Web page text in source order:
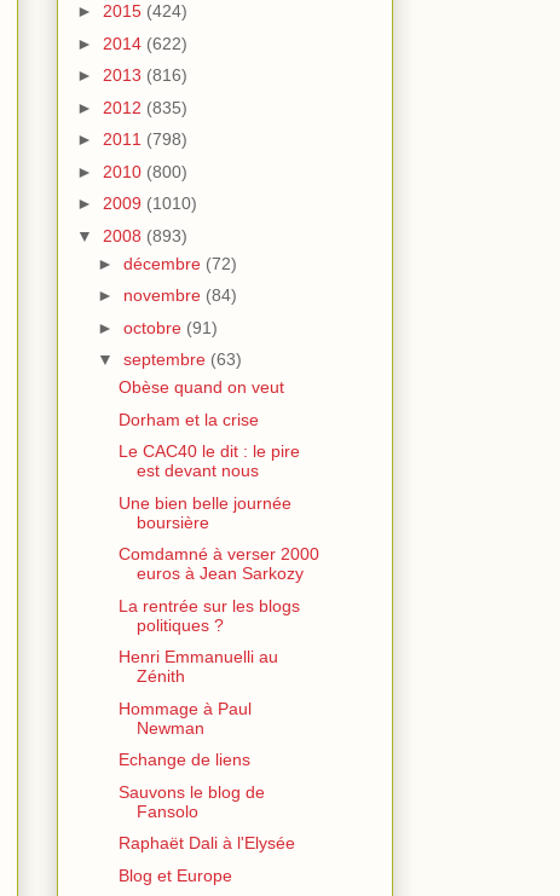
► 2015 (424)
► 2014 (622)
► 2013 (816)
► 2012 (835)
► 2011 (798)
► 2010 (800)
► 2009 (1010)
▼ 2008 (893)
► décembre (72)
► novembre (84)
► octobre (91)
▼ septembre (63)
Obèse quand on veut
Dorham et la crise
Le CAC40 le dit : le pire
est devant nous
Une bien belle journée
boursière
Comdamné à verser 2000
euros à Jean Sarkozy
La rentrée sur les blogs
politiques ?
Henri Emmanuelli au
Zénith
Hommage à Paul
Newman
Echange de liens
Sauvons le blog de
Fansolo
Raphaët Dali à l'Elysée
Blog et Europe